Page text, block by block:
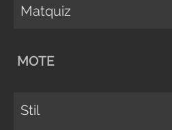
Matquiz
MOTE
Stil